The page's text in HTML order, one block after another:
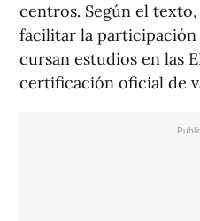
centros. Según el
facilitar la participación
cursan estudios en las
certificación oficial de